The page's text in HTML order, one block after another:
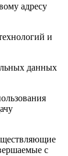
адресу
и
данных
с